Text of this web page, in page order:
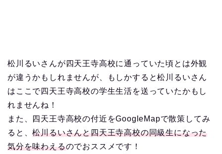
松川るいさんが四天王寺高校に通っていた頃とは外観
が違うかもしれませんが、もしかすると松川るいさん
はここで四天王寺高校の学生生活を送っていたかもし
れませんね！
また、四天王寺高校の付近をGoogleMapで散策してみ
ると、松川るいさんと四天王寺高校の同級生になった
気分を味わえるのでおススメです！